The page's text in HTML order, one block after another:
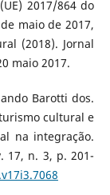
2017/864 do
maio de 2017,
(2018). Jornal
maio 2017.
Barotti dos.
cultural e
na integração.
17, n. 3, p. 201-